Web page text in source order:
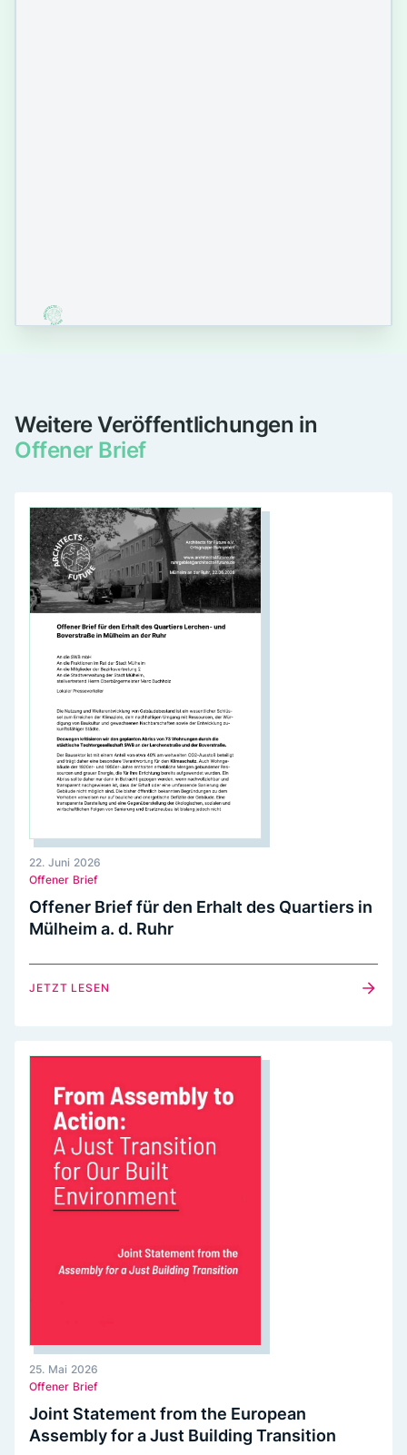
Weitere Veröffentlichungen in
Offener Brief
Offener Brief
22. Juni 2026
Offener Brief für den Erhalt des Quartiers in
Mülheim a. d. Ruhr
JETZT LESEN
Offener Brief
25. Mai 2026
Joint Statement from the European
Assembly for a Just Building Transition